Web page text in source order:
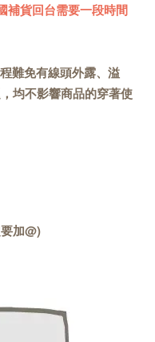
補貨回台需要一段時間
難免有線頭外露、溢
均不影響商品的穿著使
加@)